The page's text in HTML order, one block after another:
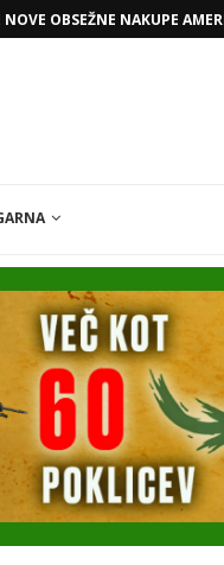
ZAPLETEL VOLKSWAGNOVE